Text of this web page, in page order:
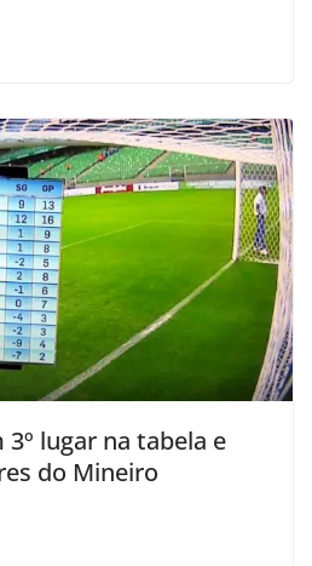
3º lugar na tabela e
do Mineiro